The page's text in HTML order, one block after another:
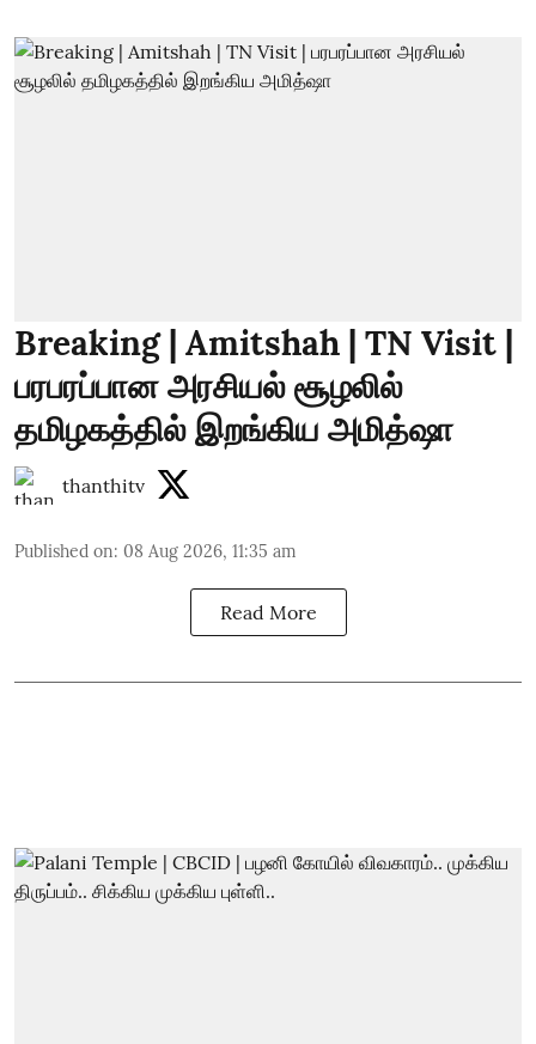
Breaking | Amitshah | TN Visit |
பரபரப்பான அரசியல் சூழலில்
தமிழகத்தில் இறங்கிய அமித்ஷா
thanthitv
Published on: 08 Aug 2026, 11:35 am
Read More